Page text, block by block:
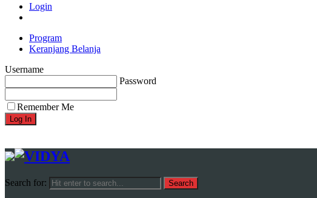
Login
Program
Keranjang Belanja
Username
Password
Remember Me
Search for: